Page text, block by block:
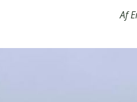
Af